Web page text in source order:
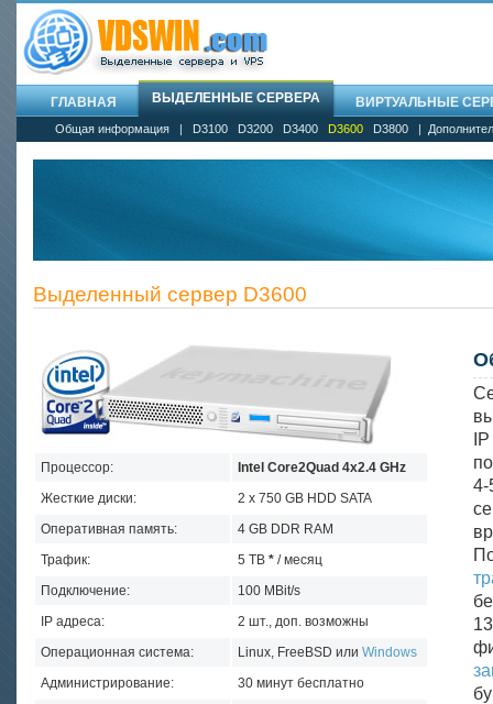
ГЛАВНАЯ ВЫДЕЛЕННЫЕ СЕРВЕРА ВИРТУАЛЬНЫЕ
Общая информация | D3100 D3200 D3400 D3600 D3800 |
Выделенный сервер D3600
Процессор:
Intel Core2Quad 4х2.4 GHz
Жесткие диски:
2 x 750 GB HDD SATA
Оперативная память:
4 GB DDR RAM
Трафик:
5 TB * / месяц
Подключение:
100 MBit/s
IP адреса:
2 шт., доп. возможны
Операционная система:
Linux, FreeBSD или Windows
Администрирование:
30 минут бесплатно
4-